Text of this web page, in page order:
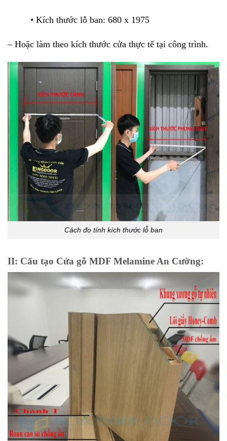
• Kích thước lỗ ban: 680 x 1975
– Hoặc làm theo kích thước cửa thực tế tại công trình.
Cách đo tính kích thước lỗ ban
II: Cấu tạo Cửa gỗ MDF Melamine An Cường: